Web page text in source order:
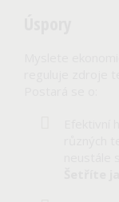
Myslete
reguluje zdroje
různých
Šetříte